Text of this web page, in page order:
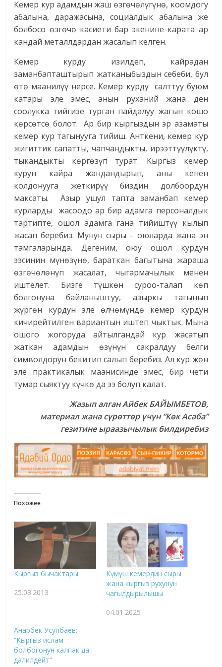
Кемер кур адамдын жаш ѳзгѳчѳлүгүнѳ, коомдогу
абалына, даражасына, социалдык абалына же
болбосо өзгөчө касиети бар экенине карата ар
кандай металлдардан жасалып келген.
Кемер курду изилдеп, кайрадан
заманбапташтырып жатканыбыздын себеби, бул
ѳтѳ маанилүү нерсе. Кемер курду салттуу буюм
катары эле эмес, анын руханий жана ден
соолукка тийгизе турган пайдалуу жагын кошо
кѳрсөтсө болот. Ар бир кыргыздын эр азаматы
кемер кур тагынууга тийиш. Анткени, кемер кур
жигиттик сапатты, чапчаңдыкты, ирээттүүлүктү,
тыкандыкты кѳргѳзүп турат. Кыргыз кемер
курун кайра жандандырып, аны кенен
колдонууга жеткирүү биздин долбоордун
максаты. Азыр ушул тапта заманбап кемер
курларды жасоодо ар бир адамга персоналдык
тартипте, ошол адамга гана тийиштүү кылып
жасап беребиз. Мунун сыры – оюларда жана эн
тамгаларында. Дегеним, оюу ошол курдун
ээсинин мүнөзүнө, бараткан багытына жараша
өзгөчөлөнүп жасалат, чыгармачылык менен
иштелет. Бизге түшкөн суроо-талап кѳп
болгонуна байланыштуу, азыркы тагынып
жүргѳн курдун эле ѳлчѳмүндѳ кемер курдун
кичирейтилген вариантын иштеп чыктык. Мына
ошого жогоруда айтылгандай кур жасатып
жаткан адамдын өзүнүн сакралдуу белги
символдорун бекитип салып беребиз. Ал кур жѳн
эле практикалык маанисинде эмес, бир чети
тумар сыяктуу күчкѳ да ээ болуп калат.
Жазып алган Айбек БАЙЫМБЕТОВ,
материал жана сүрөттөр үчүн “Көк Асаба”
гезитине ыраазычылык билдиребиз
Похожее
Кыргыз бычактары
25.03.2013
Күмүш кемердин сыры
жана кыргыз рухунун
чагылдырылышы
04.01.2025
Анарбек Усупбаев:
“Кыргыз ислам
болбогонун калпак да
далилдейт”